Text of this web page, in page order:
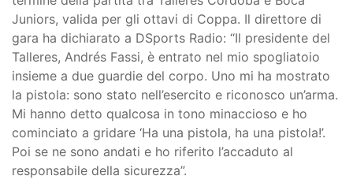
Juniors, valida per gli ottavi di Coppa. Il direttore di
gara ha dichiarato a DSports Radio: “Il presidente del
Talleres, Andrés Fassi, è entrato nel mio spogliatoio
insieme a due guardie del corpo. Uno mi ha mostrato
la pistola: sono stato nell’esercito e riconosco un’arma.
Mi hanno detto qualcosa in tono minaccioso e ho
cominciato a gridare ‘Ha una pistola, ha una pistola!’.
Poi se ne sono andati e ho riferito l’accaduto al
responsabile della sicurezza”.